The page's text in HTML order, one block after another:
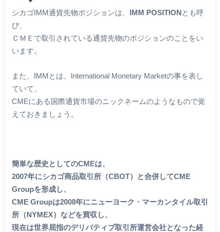
シカゴIMM通貨先物ポジションは、 IMM POSITIONとも呼
び、
ＣＭＥで取引されている通貨先物のポジションのことをい
います。
また、IMMとは、International Monetary Marketの事を表し
ていて、
CMEにある国際通貨市場のニックネームのようなもので覚
えておきましょう。
簡単な歴史としてのCMEは、
2007年にシカゴ商品取引所（CBOT）と合併してCME
Groupを形成し、
CME Groupは2008年にニューヨーク・マーカンタイル取引
所（NYMEX）などを買収し、
現在は世界屈指のデリバティブ取引所運営会社となった経